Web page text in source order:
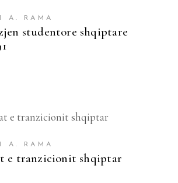
A. RAMA
studentore shqiptare
NË SHPORTË
A. RAMA
e tranzicionit shqiptar